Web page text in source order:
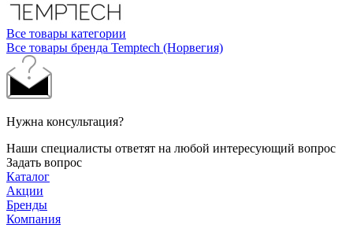
Все товары категории
Все товары бренда Temptech (Норвегия)
Нужна консультация?
Наши специалисты ответят на любой интересующий вопрос
Задать вопрос
Каталог
Акции
Бренды
Компания